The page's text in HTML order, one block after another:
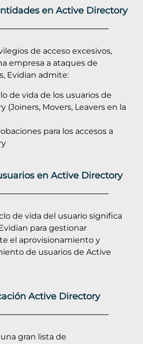
en Active Directory
de acceso excesivos,
empresa a ataques de
Evidian admite:
de vida de los usuarios de
(Joiners, Movers, Leavers en la
para los accesos a
en Active Directory
de vida del usuario significa
para gestionar
el aprovisionamiento y
de usuarios de Active
Active Directory
gran lista de